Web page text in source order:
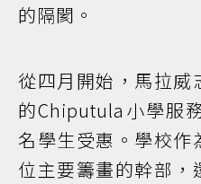
的隔閡。
從四月開始，馬拉威
的Chiputula小學服
名學生受惠。學校作
位主要籌畫的幹部，